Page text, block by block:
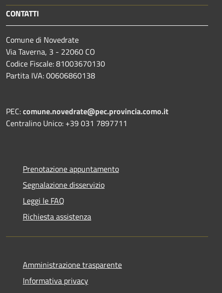
CONTATTI
Comune di Novedrate
Via Taverna, 3 - 22060 CO
Codice Fiscale: 81003670130
Partita IVA: 00606860138
PEC:comune.novedrate@pec.provincia.como.it
Centralino Unico: +39 031 7897711
Prenotazione appuntamento
Segnalazione disservizio
Leggi le FAQ
Richiesta assistenza
Amministrazione trasparente
Informativa privacy